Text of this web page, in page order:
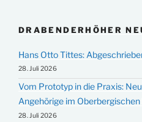
DRABENDERHÖHER
Hans Otto Tittes:
28. Juli 2026
Vom Prototyp in die Praxis:
Angehörige im Oberbergischen
28. Juli 2026